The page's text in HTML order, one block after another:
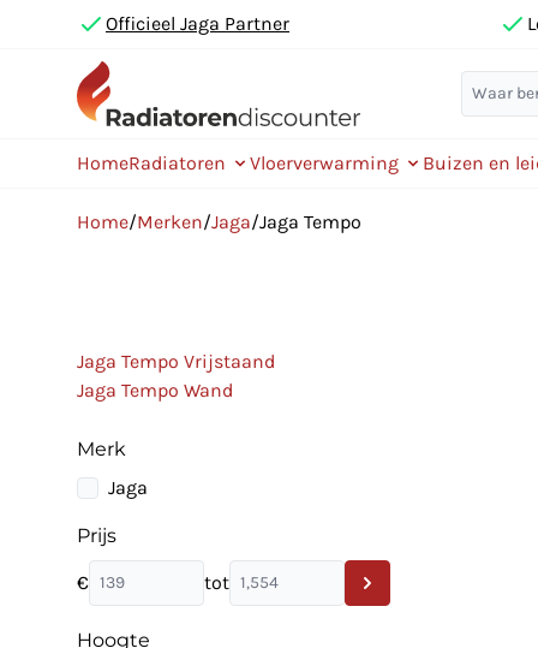
Officieel Jaga Partner
HomeRadiatoren Vloerverwarming Buizen en
Home/Merken/Jaga/Jaga Tempo
Jaga Tempo Vrijstaand
Jaga Tempo Wand
Merk
Jaga
Prijs
€ tot
Hoogte